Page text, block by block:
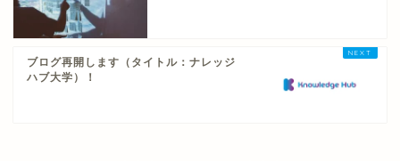
ブログ再開します（タイトル：ナレッジ
ハブ大学）！